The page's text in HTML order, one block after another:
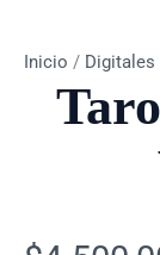
Inicio / Digitales